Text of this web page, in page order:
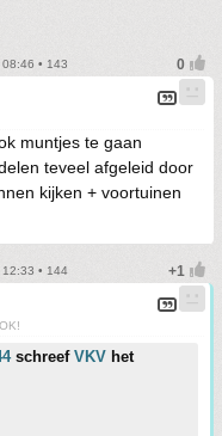
• 143
muntjes te gaan
teveel afgeleid door
kijken + voortuinen
• 144
schreef VKV het